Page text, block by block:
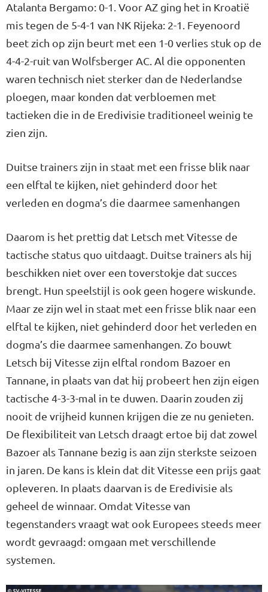
Atalanta Bergamo: 0-1. Voor AZ ging het in Kroatië
mis tegen de 5-4-1 van NK Rijeka: 2-1. Feyenoord
beet zich op zijn beurt met een 1-0 verlies stuk op de
4-4-2-ruit van Wolfsberger AC. Al die opponenten
waren technisch niet sterker dan de Nederlandse
ploegen, maar konden dat verbloemen met
tactieken die in de Eredivisie traditioneel weinig te
zien zijn.
Duitse trainers zijn in staat met een frisse blik naar
een elftal te kijken, niet gehinderd door het
verleden en dogma’s die daarmee samenhangen
Daarom is het prettig dat Letsch met Vitesse de
tactische status quo uitdaagt. Duitse trainers als hij
beschikken niet over een toverstokje dat succes
brengt. Hun speelstijl is ook geen hogere wiskunde.
Maar ze zijn wel in staat met een frisse blik naar een
elftal te kijken, niet gehinderd door het verleden en
dogma’s die daarmee samenhangen. Zo bouwt
Letsch bij Vitesse zijn elftal rondom Bazoer en
Tannane, in plaats van dat hij probeert hen zijn eigen
tactische 4-3-3-mal in te duwen. Daarin zouden zij
nooit de vrijheid kunnen krijgen die ze nu genieten.
De flexibiliteit van Letsch draagt ertoe bij dat zowel
Bazoer als Tannane bezig is aan zijn sterkste seizoen
in jaren. De kans is klein dat dit Vitesse een prijs gaat
opleveren. In plaats daarvan is de Eredivisie als
geheel de winnaar. Omdat Vitesse van
tegenstanders vraagt wat ook Europees steeds meer
wordt gevraagd: omgaan met verschillende
systemen.